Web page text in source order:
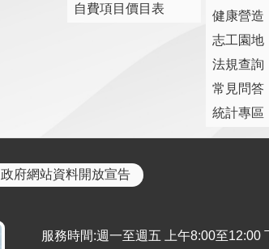
自費項目價目表
健康營造
志工園地
法規查詢
常見問答
統計專區
政府網站資料開放宣告
服務時間:週一至週五 上午8:00至